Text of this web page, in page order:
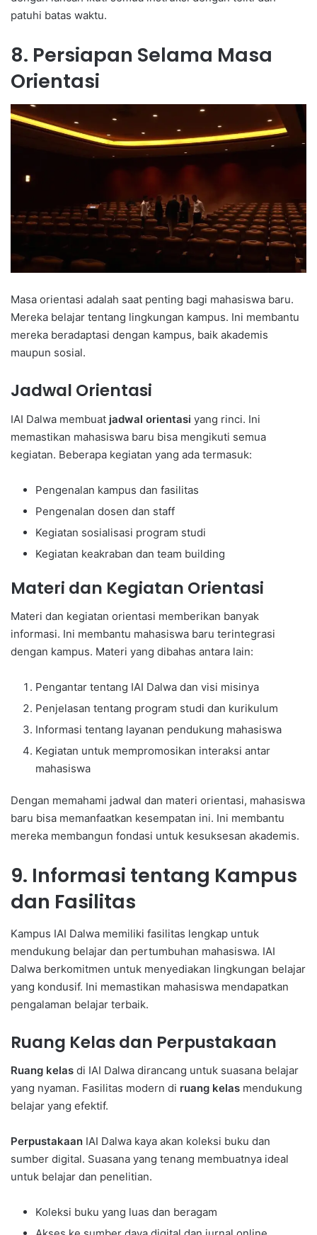
patuhi batas waktu.
8. Persiapan Selama Masa
Orientasi
Masa orientasi adalah saat penting bagi mahasiswa baru.
Mereka belajar tentang lingkungan kampus. Ini membantu
mereka beradaptasi dengan kampus, baik akademis
maupun sosial.
Jadwal Orientasi
IAI Dalwa membuat jadwal orientasi yang rinci. Ini
memastikan mahasiswa baru bisa mengikuti semua
kegiatan. Beberapa kegiatan yang ada termasuk:
Pengenalan kampus dan fasilitas
Pengenalan dosen dan staff
Kegiatan sosialisasi program studi
Kegiatan keakraban dan team building
Materi dan Kegiatan Orientasi
Materi dan kegiatan orientasi memberikan banyak
informasi. Ini membantu mahasiswa baru terintegrasi
dengan kampus. Materi yang dibahas antara lain:
Pengantar tentang IAI Dalwa dan visi misinya
Penjelasan tentang program studi dan kurikulum
Informasi tentang layanan pendukung mahasiswa
Kegiatan untuk mempromosikan interaksi antar
mahasiswa
Dengan memahami jadwal dan materi orientasi, mahasiswa
baru bisa memanfaatkan kesempatan ini. Ini membantu
mereka membangun fondasi untuk kesuksesan akademis.
9. Informasi tentang Kampus
dan Fasilitas
Kampus IAI Dalwa memiliki fasilitas lengkap untuk
mendukung belajar dan pertumbuhan mahasiswa. IAI
Dalwa berkomitmen untuk menyediakan lingkungan belajar
yang kondusif. Ini memastikan mahasiswa mendapatkan
pengalaman belajar terbaik.
Ruang Kelas dan Perpustakaan
Ruang kelas di IAI Dalwa dirancang untuk suasana belajar
yang nyaman. Fasilitas modern di ruang kelas mendukung
belajar yang efektif.
Perpustakaan IAI Dalwa kaya akan koleksi buku dan
sumber digital. Suasana yang tenang membuatnya ideal
untuk belajar dan penelitian.
Koleksi buku yang luas dan beragam